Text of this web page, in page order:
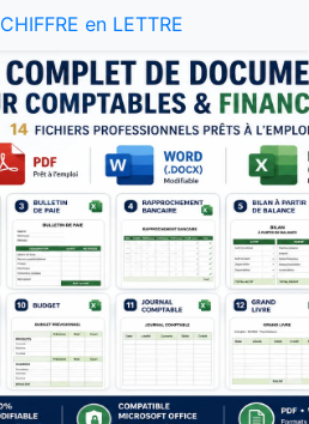
CHIFFRE en LETTRE